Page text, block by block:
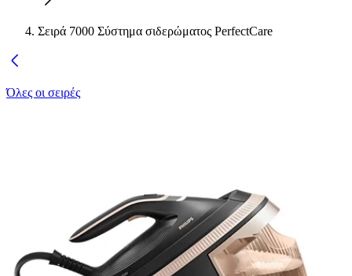
Σειρά 7000 Σύστημα σιδερώματος PerfectCare
Όλες οι σειρές